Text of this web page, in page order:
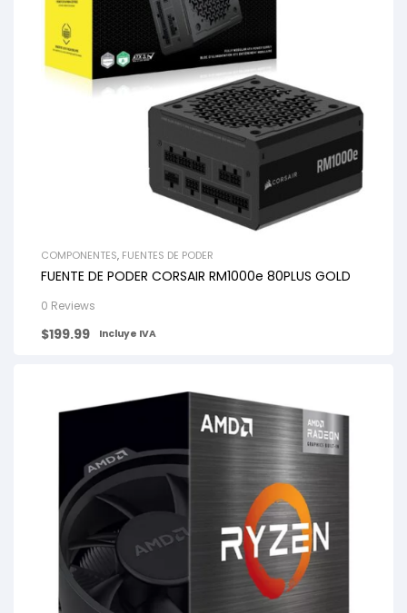
COMPONENTES, FUENTES DE PODER
FUENTE DE PODER CORSAIR RM1000e 80PLUS GOLD
0 Reviews
$199.99 Incluye IVA